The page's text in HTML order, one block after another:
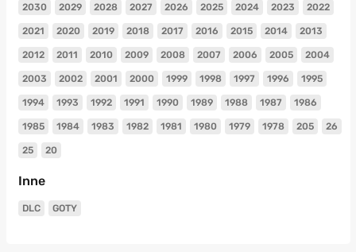
2030 2029 2028 2027 2026 2025 2024 2023 2022
2021 2020 2019 2018 2017 2016 2015 2014 2013
2012 2011 2010 2009 2008 2007 2006 2005 2004
2003 2002 2001 2000 1999 1998 1997 1996 1995
1994 1993 1992 1991 1990 1989 1988 1987 1986
1985 1984 1983 1982 1981 1980 1979 1978 205 26
25 20
Inne
DLC GOTY